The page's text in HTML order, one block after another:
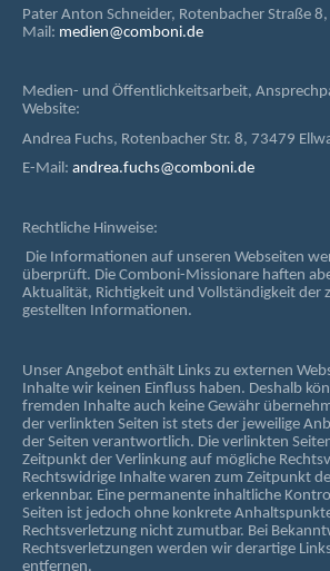
Pater Anton Schneider, Rotenbacher Straße
Mail: medien@comboni.de
Medien- und Öffentlichkeitsarbeit,
Website:
Andrea Fuchs, Rotenbacher Str. 8, 73479
E-Mail: andrea.fuchs@comboni.de
Rechtliche Hinweise:
Die Informationen auf unseren Webseiten
überprüft. Die Comboni-Missionare haften
Aktualität, Richtigkeit und Vollständigkeit der
gestellten Informationen.
Unser Angebot enthält Links zu externen
Inhalte wir keinen Einfluss haben. Deshalb
fremden Inhalte auch keine Gewähr
der verlinkten Seiten ist stets der jeweilige
der Seiten verantwortlich. Die verlinkten
Zeitpunkt der Verlinkung auf mögliche
Rechtswidrige Inhalte waren zum Zeitpunkt
erkennbar. Eine permanente inhaltliche
Seiten ist jedoch ohne konkrete
Rechtsverletzung nicht zumutbar. Bei
Rechtsverletzungen werden wir derartige
entfernen.